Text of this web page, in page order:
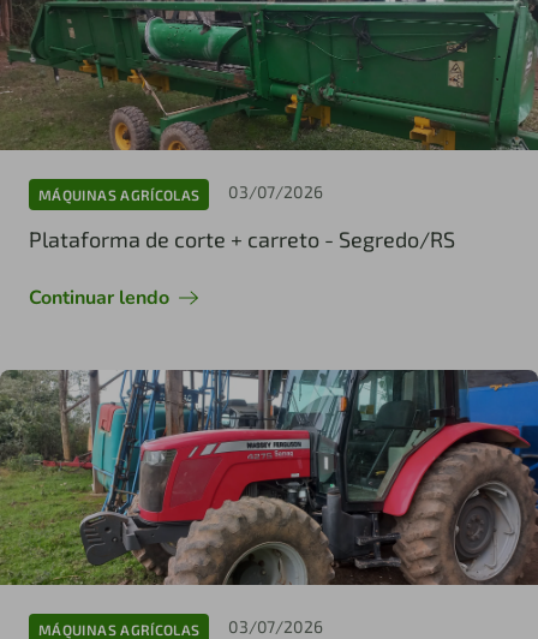
MÁQUINAS AGRÍCOLAS 03/07/2026
Plataforma de corte + carreto - Segredo/RS
Continuar lendo
MÁQUINAS AGRÍCOLAS 03/07/2026